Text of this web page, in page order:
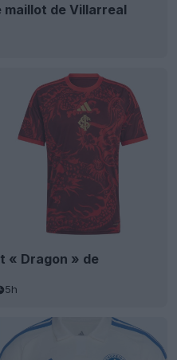
maillot de Villarreal
« Dragon » de
5h